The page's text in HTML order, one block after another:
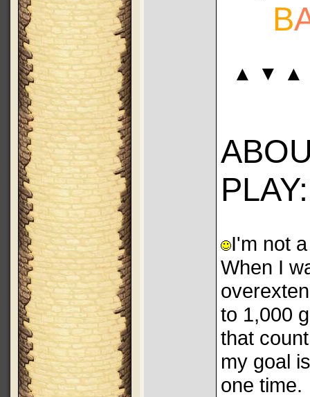
B
▲ ▼
PLAY:
I'm not
When I
to 1,000
that
my goal
one time.